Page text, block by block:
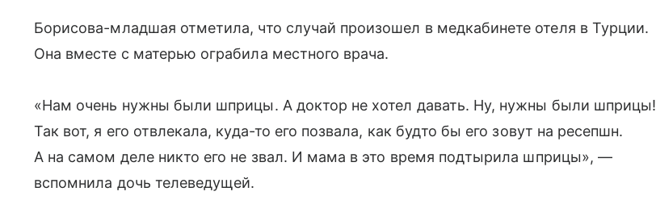
Борисова-младшая отметила, что случай произошел в медкабинете отеля в Турции.
Она вместе с матерью ограбила местного врача.
«Нам очень нужны были шприцы. А доктор не хотел давать. Ну, нужны были шприцы!
Так вот, я его отвлекала, куда-то его позвала, как будто бы его зовут на ресепшн.
А на самом деле никто его не звал. И мама в это время подтырила шприцы», —
вспомнила дочь телеведущей.